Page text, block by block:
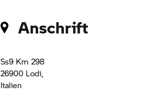
Anschrift
Ss9 Km 298
26900 Lodi,
Italien